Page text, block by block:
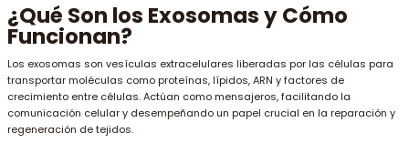
¿Qué Son los Exosomas y Cómo
Funcionan?
Los exosomas son vesículas extracelulares liberadas por las células para
transportar moléculas como proteínas, lípidos, ARN y factores de
crecimiento entre células. Actúan como mensajeros, facilitando la
comunicación celular y desempeñando un papel crucial en la reparación y
regeneración de tejidos.